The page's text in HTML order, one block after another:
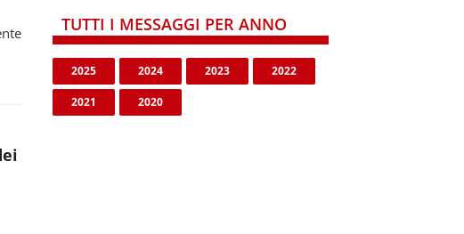
TUTTI I MESSAGGI PER ANNO
2025 2024 2023 2022
2021 2020